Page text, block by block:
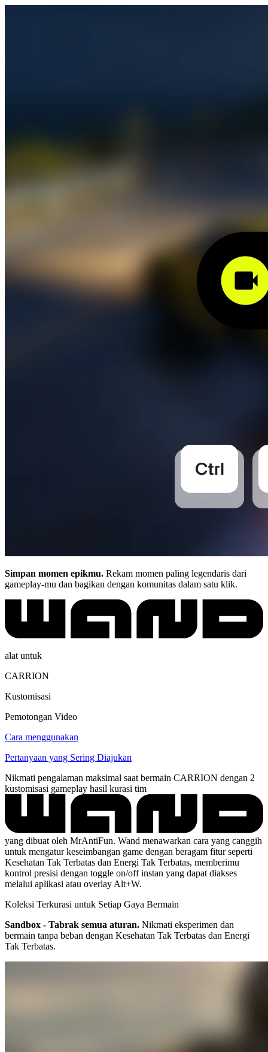
Simpan momen epikmu. Rekam momen paling legendaris dari
gameplay-mu dan bagikan dengan komunitas dalam satu klik.
alat untuk
CARRION
Kustomisasi
Pemotongan Video
Cara menggunakan
Pertanyaan yang Sering Diajukan
Nikmati pengalaman maksimal saat bermain CARRION dengan 2
kustomisasi gameplay hasil kurasi tim
yang dibuat oleh MrAntiFun. Wand menawarkan cara yang canggih
untuk mengatur keseimbangan game dengan beragam fitur seperti
Kesehatan Tak Terbatas dan Energi Tak Terbatas, memberimu
kontrol presisi dengan toggle on/off instan yang dapat diakses
melalui aplikasi atau overlay Alt+W.
Koleksi Terkurasi untuk Setiap Gaya Bermain
Sandbox - Tabrak semua aturan. Nikmati eksperimen dan
bermain tanpa beban dengan Kesehatan Tak Terbatas dan Energi
Tak Terbatas.